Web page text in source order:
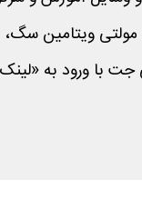
ویتامین سگ،
با ورود به